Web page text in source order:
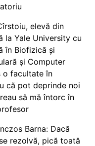
elevă din
la Yale University cu
în Biofizică și
și Computer
o facultate în
că pot deprinde noi
să mă întorc în
Barna: Dacă
rezolvă, pică toată